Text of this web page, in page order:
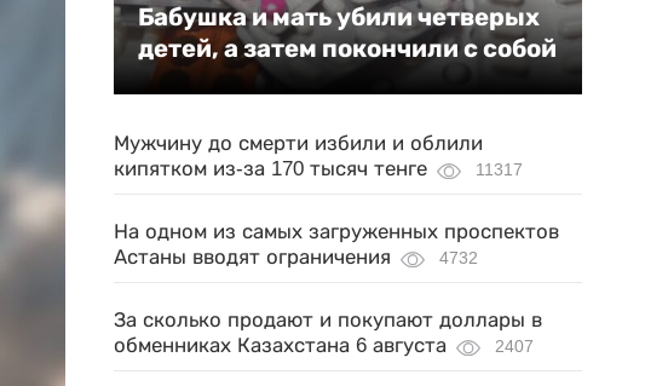
Бабушка и мать убили четверых
детей, а затем покончили с собой
Мужчину до смерти избили и облили
кипятком из-за 170 тысяч тенге
11317
На одном из самых загруженных проспектов
Астаны вводят ограничения
4732
За сколько продают и покупают доллары в
обменниках Казахстана 6 августа
2407